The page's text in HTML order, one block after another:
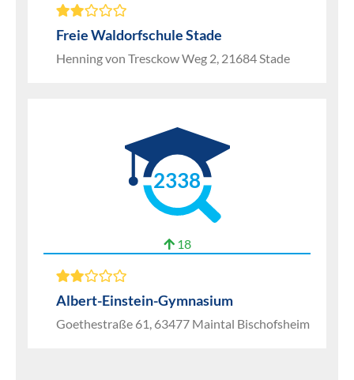
Freie Waldorfschule Stade
Henning von Tresckow Weg 2, 21684 Stade
2338
18
Albert-Einstein-Gymnasium
Goethestraße 61, 63477 Maintal Bischofsheim